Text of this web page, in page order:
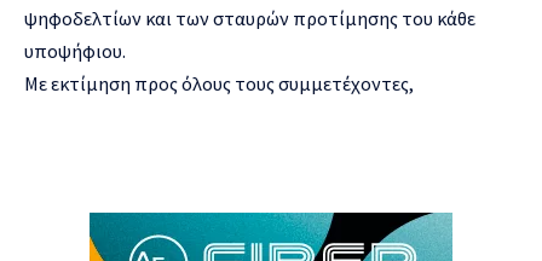
ψηφοδελτίων και των σταυρών προτίμησης του κάθε
υποψήφιου.
Με εκτίμηση προς όλους τους συμμετέχοντες,